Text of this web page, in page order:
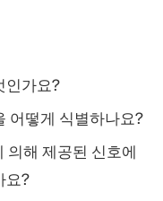
인가요?
어떻게 식별하나요?
해 제공된 신호에
요?
개
스